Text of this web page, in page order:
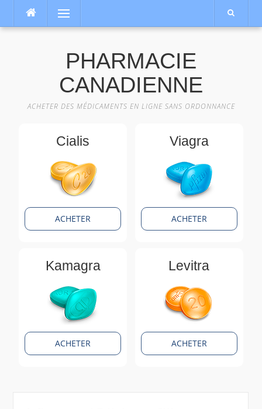
contenu
Menu
PHARMACIE
CANADIENNE
ACHETER DES MÉDICAMENTS EN LIGNE SANS ORDONNANCE
Cialis
ACHETER
Viagra
ACHETER
Kamagra
ACHETER
Levitra
ACHETER